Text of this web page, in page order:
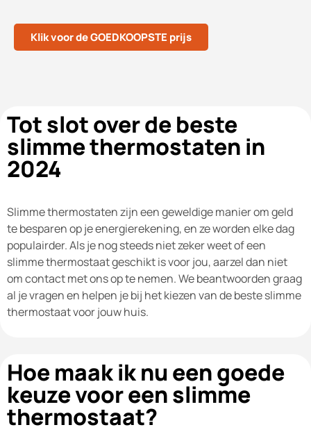
Klik voor de GOEDKOOPSTE prijs
Tot slot over de beste
slimme thermostaten in
2024
Slimme thermostaten zijn een geweldige manier om geld
te besparen op je energierekening, en ze worden elke dag
populairder. Als je nog steeds niet zeker weet of een
slimme thermostaat geschikt is voor jou, aarzel dan niet
om contact met ons op te nemen. We beantwoorden graag
al je vragen en helpen je bij het kiezen van de beste slimme
thermostaat voor jouw huis.
Hoe maak ik nu een goede
keuze voor een slimme
thermostaat?